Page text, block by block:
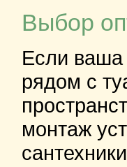
Выбор
Если ваша
рядом с
монтаж